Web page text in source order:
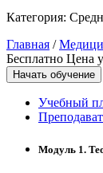
Категория:
Главная /
Бесплатно Цена
Начать обучение
Учебный
Модуль 1.